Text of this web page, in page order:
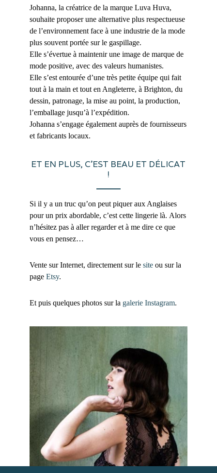
Johanna, la créatrice de la marque Luva Huva,
souhaite proposer une alternative plus respectueuse
de l’environnement face à une industrie de la mode
plus souvent portée sur le gaspillage.
Elle s’évertue à maintenir une image de marque de
mode positive, avec des valeurs humanistes.
Elle s’est entourée d’une très petite équipe qui fait
tout à la main et tout en Angleterre, à Brighton, du
dessin, patronage, la mise au point, la production,
l’emballage jusqu’à l’expédition.
Johanna s’engage également auprès de fournisseurs
et fabricants locaux.
ET EN PLUS, C’EST BEAU ET DÉLICAT
!
Si il y a un truc qu’on peut piquer aux Anglaises
pour un prix abordable, c’est cette lingerie là. Alors
n’hésitez pas à aller regarder et à me dire ce que
vous en pensez…
Vente sur Internet, directement sur le siteou sur la
page Etsy.
Et puis quelques photos sur la galerie Instagram.